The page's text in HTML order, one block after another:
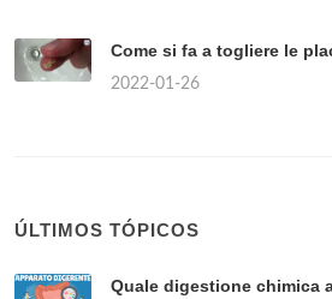
Come si fa a togliere le
2022-01-26
ÚLTIMOS TÓPICOS
Quale digestione chimica